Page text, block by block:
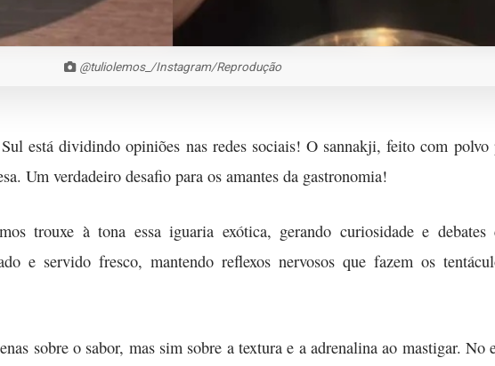
@tuliolemos_/Instagram/Reprodução
está dividindo opiniões nas redes sociais! O sannakji, feito com polvo
Um verdadeiro desafio para os amantes da gastronomia!
trouxe à tona essa iguaria exótica, gerando curiosidade e debates
e servido fresco, mantendo reflexos nervosos que fazem os
sobre o sabor, mas sim sobre a textura e a adrenalina ao mastigar. No